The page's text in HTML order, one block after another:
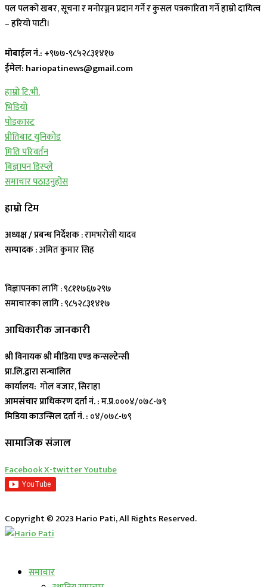
पल पलको खबर, सूचना र मनोरञ्जन प्रदान गर्ने र कुसल पत्रकारिता गर्ने हाम्रो दायित्व
– हरियो पाटी।
मोबाईल नं.: +९७७-९८५२८३१४१७
ईमेल: hariopatinews@gmail.com
हाम्रो टि.भी.
भिडियो
पोडकास्ट
प्रीतिबाट युनिकोड
मिति परिवर्तन
बिज्ञापन डिस्प्ले
समाचार पठाउनुहोस
हाम्रो टिम
अध्यक्ष / प्रबन्ध निर्देशक: रामभरोसी यादव
सम्पादक :अमित कुमार सिह
विज्ञापनका लागि : ९८११७६७२९७
समाचारका लागि : ९८५२८३१४१७
आधिकारीक जानकारी
श्री विनायक श्री मीडिया एण्ड कन्सल्टेन्सी
प्रा.लि.द्वारा सन्चालित
कार्यालय: गोल बजार, सिराहा
आमसंचार प्राधिकरण दर्ता नं. :म.प्र.०००४/०७८-७९
मिडिया काउन्सिल दर्ता नं. : ०४/०७८-७९
सामाजिक संजाल
FacebookX-twitterYoutube
Copyright © 2023 Hario Pati, All Rights Reserved.
समाचार